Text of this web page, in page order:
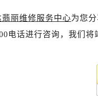
丽维修服务中心为您
电话进行咨询，我们将